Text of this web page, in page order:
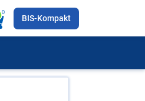
0
BIS-Kompakt